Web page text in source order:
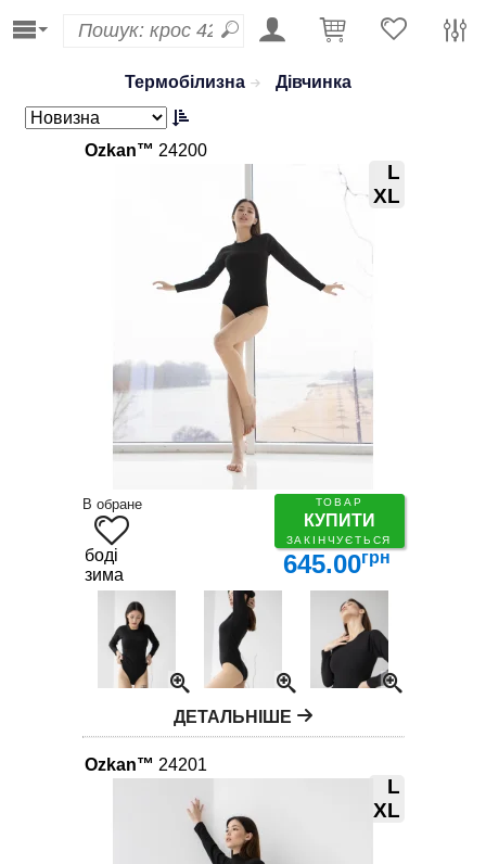
Термобілизна Дівчинка
Ozkan™ 24200
L
XL
В обране ТОВАР
КУПИТИ
ЗАКІНЧУЄТЬСЯ
боді
зима
645.00грн
ДЕТАЛЬНІШЕ
Ozkan™ 24201
L
XL